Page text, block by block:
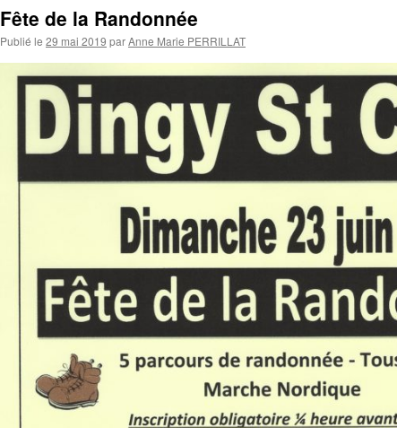
Fête de la Randonnée
Publié le 29 mai 2019 parAnne Marie PERRILLAT